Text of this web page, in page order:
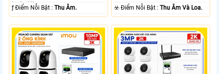
loại + Nhựa.
️ƒ Điểm Nỗi Bật :Thu Âm.
️☣️ Điểm Nỗi Bật :Thu Âm Và Loa.